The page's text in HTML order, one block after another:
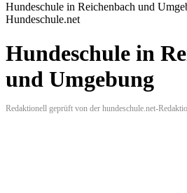
Hundeschule in Reichenbach und
Hundeschule.net
Hundeschule in
und Umgebung
Redaktionell geprüft von der hundeschule.net-